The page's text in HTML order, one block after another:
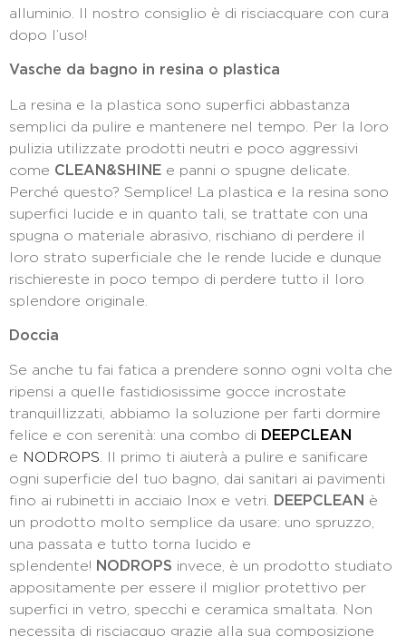
alluminio. Il nostro consiglio è di risciacquare con cura
dopo l’uso!
Vasche da bagno in resina o plastica
La resina e la plastica sono superfici abbastanza
semplici da pulire e mantenere nel tempo. Per la loro
pulizia utilizzate prodotti neutri e poco aggressivi
come CLEAN&SHINE e panni o spugne delicate.
Perché questo? Semplice! La plastica e la resina sono
superfici lucide e in quanto tali, se trattate con una
spugna o materiale abrasivo, rischiano di perdere il
loro strato superficiale che le rende lucide e dunque
rischiereste in poco tempo di perdere tutto il loro
splendore originale.
Doccia
Se anche tu fai fatica a prendere sonno ogni volta che
ripensi a quelle fastidiosissime gocce incrostate
tranquillizzati, abbiamo la soluzione per farti dormire
felice e con serenità: una combo di DEEPCLEAN
e NODROPS. Il primo ti aiuterà a pulire e sanificare
ogni superficie del tuo bagno, dai sanitari ai pavimenti
fino ai rubinetti in acciaio Inox e vetri. DEEPCLEAN è
un prodotto molto semplice da usare: uno spruzzo,
una passata e tutto torna lucido e
splendente! NODROPS invece, è un prodotto studiato
appositamente per essere il miglior protettivo per
superfici in vetro, specchi e ceramica smaltata. Non
necessita di risciacquo grazie alla sua composizione